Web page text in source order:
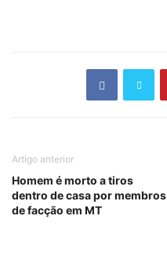
Artigo anterior
Homem é morto a tiros
dentro de casa por membros
de facção em MT